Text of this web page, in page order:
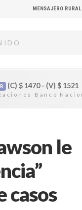
MENSAJERO RURAL
(C) $1470 - (V) $1521
le
casos